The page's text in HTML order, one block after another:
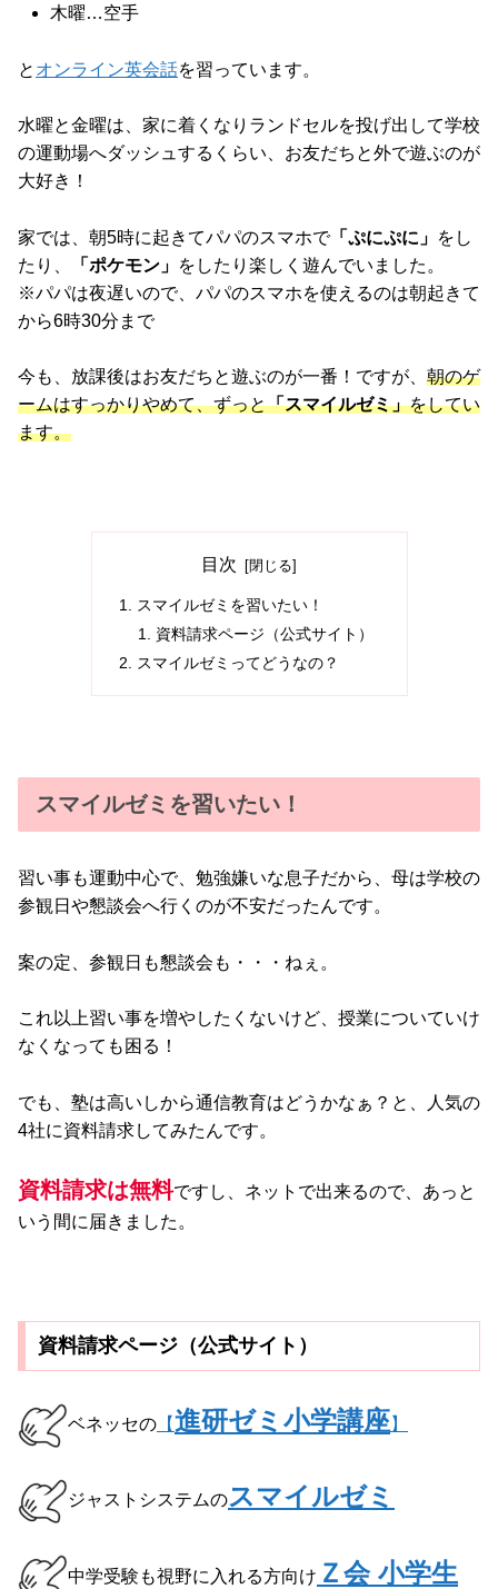
木曜…空手
と オンライン英会話を習っています。
水曜と金曜は、家に着くなりランドセルを投げ出して学校
の運動場へダッシュするくらい、お友だちと外で遊ぶのが
大好き！
家では、朝5時に起きてパパのスマホで「ぷにぷに」 をし
たり、
「ポケモン」 をしたり楽しく遊んでいました。
※パパは夜遅いので、パパのスマホを使えるのは朝起きて
から6時30分まで
今も、放課後はお友だちと遊ぶのが一番！ですが、 朝のゲ
ームはすっかりやめて、ずっと「スマイルゼミ」をしてい
ます。
目次
スマイルゼミを習いたい！
資料請求ページ（公式サイト）
スマイルゼミってどうなの？
スマイルゼミを習いたい！
習い事も運動中心で、勉強嫌いな息子だから、母は学校の
参観日や懇談会へ行くのが不安だったんです。
案の定、参観日も懇談会も・・・ねぇ。
これ以上習い事を増やしたくないけど、授業についていけ
なくなっても困る！
でも、塾は高いしから通信教育はどうかなぁ？と、人気の
4社に資料請求してみたんです。
資料請求は無料ですし、ネットで出来るので、あっと
いう間に届きました。
資料請求ページ（公式サイト）
ベネッセの 【進研ゼミ小学講座】
ジャストシステムのスマイルゼミ
中学受験も視野に入れる方向け Ｚ会 小学生